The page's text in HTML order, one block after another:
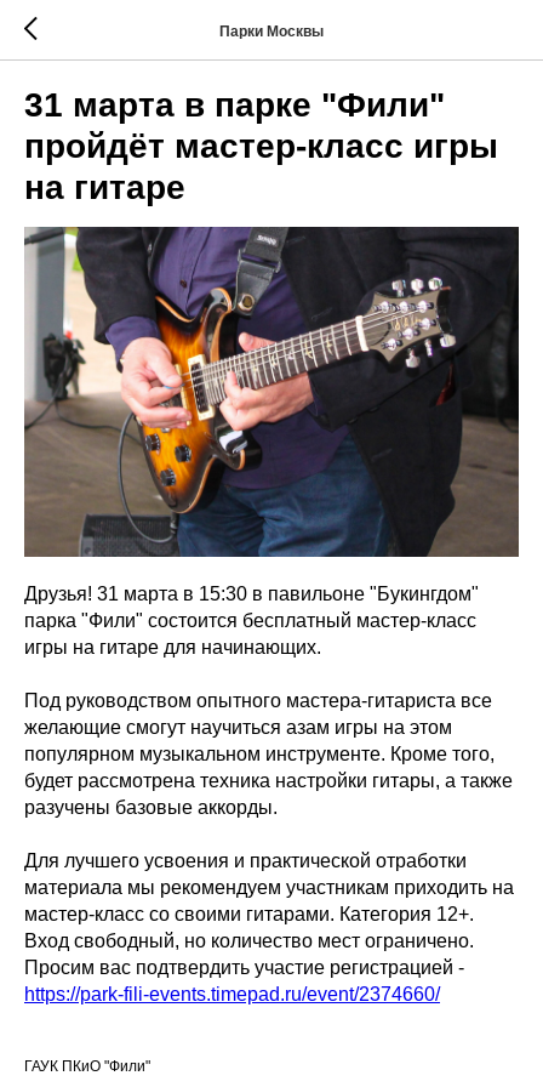
Парки Москвы
31 марта в парке "Фили"
пройдёт мастер-класс игры
на гитаре
Друзья! 31 марта в 15:30 в павильоне "Букингдом"
парка "Фили" состоится бесплатный мастер-класс
игры на гитаре для начинающих.
Под руководством опытного мастера-гитариста все
желающие смогут научиться азам игры на этом
популярном музыкальном инструменте. Кроме того,
будет рассмотрена техника настройки гитары, а также
разучены базовые аккорды.
Для лучшего усвоения и практической отработки
материала мы рекомендуем участникам приходить на
мастер-класс со своими гитарами. Категория 12+.
Вход свободный, но количество мест ограничено.
Просим вас подтвердить участие регистрацией -
https://park-fili-events.timepad.ru/event/2374660/
ГАУК ПКиО "Фили"